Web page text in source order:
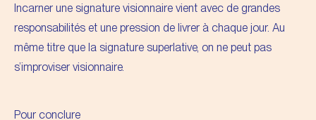
Incarner une signature visionnaire vient avec de grandes
responsabilités et une pression de livrer à chaque jour. Au
même titre que la signature superlative, on ne peut pas
s’improviser visionnaire.
Pour conclure